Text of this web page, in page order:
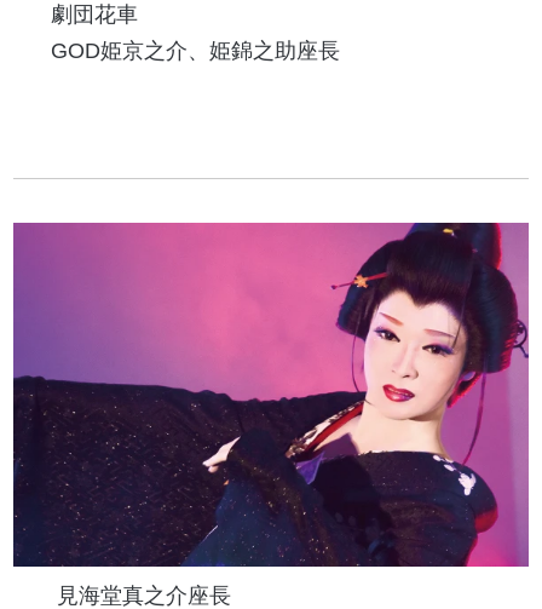
劇団花車
GOD姫京之介、姫錦之助座長
見海堂真之介座長